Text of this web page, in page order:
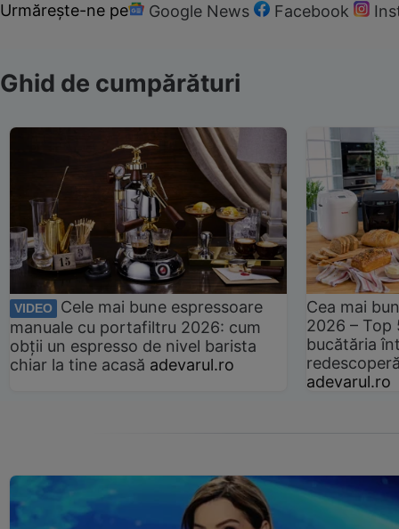
Urmărește-ne pe Google News Facebook
Ghid de cumpărături
VIDEO
Cele mai bune espressoare
manuale cu portafiltru 2026: cum
obții un espresso de nivel barista
chiar la tine acasă adevarul.ro
Cea mai
2026 –
bucătăria
adevarul.ro